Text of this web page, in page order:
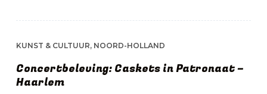
KUNST & CULTUUR, NOORD-HOLLAND
Concertbeleving: Caskets in Patronaat –
Haarlem